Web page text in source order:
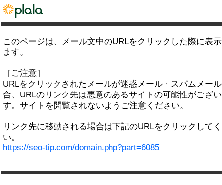
このページは、メール文中のURLをクリックした際に表
ます。
［ご注意］
URLをクリックされたメールが迷惑メール・スパムメー
合、URLのリンク先は悪意のあるサイトの可能性がござ
す。サイトを閲覧されないようご注意ください。
リンク先に移動される場合は下記のURLをクリックして
い。
https://seo-tip.com/domain.php?part=6085